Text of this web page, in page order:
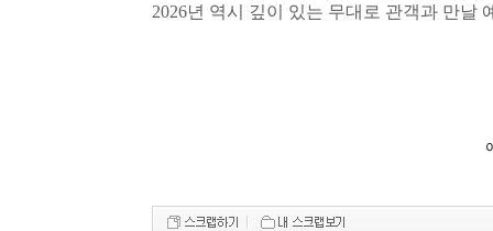
2026년 역시 깊이 있는 무대로 관객과 만날